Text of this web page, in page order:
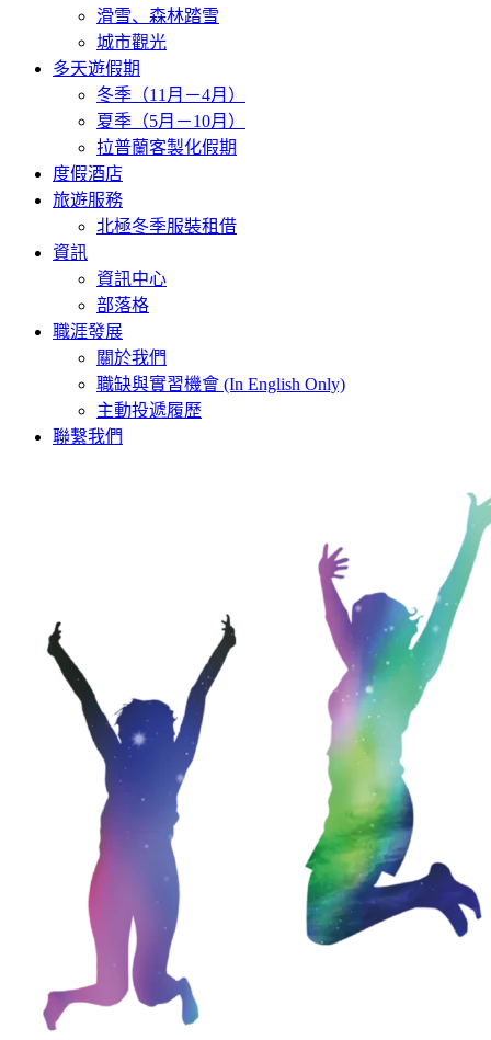
滑雪、森林踏雪
城市觀光
多天遊假期
冬季（11月－4月）
夏季（5月－10月）
拉普蘭客製化假期
度假酒店
旅遊服務
北極冬季服裝租借
資訊
資訊中心
部落格
職涯發展
關於我們
職缺與實習機會 (In English Only)
主動投遞履歷
聯繫我們